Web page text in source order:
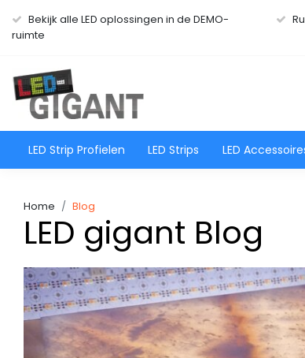
Bekijk alle LED oplossingen in de DEMO-
ruimte
LED Strip Profielen LED Strips LED
Home Blog
LED gigant Blog